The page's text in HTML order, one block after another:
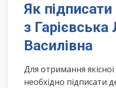
Як
з
Василівна
Для отримання
необхідно підписати